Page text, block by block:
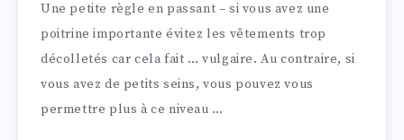
Une petite règle en passant – si vous avez une
poitrine importante évitez les vêtements trop
décolletés car cela fait … vulgaire. Au contraire, si
vous avez de petits seins, vous pouvez vous
permettre plus à ce niveau …